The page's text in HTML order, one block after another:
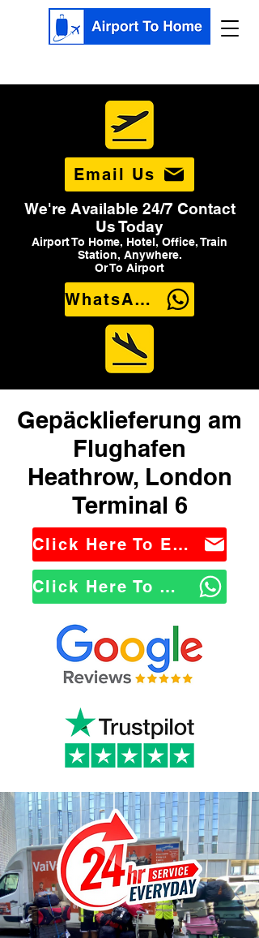
Email Us
We're Available 24/7 Contact
Us Today
Airport To Home, Hotel, Office, Train
Station, Anywhere.
Or To Airport
WhatsApp Us
Gepäcklieferung am
Flughafen
Heathrow, London
Terminal 6
Click Here To Email Us
Click Here To WhatsApp Us